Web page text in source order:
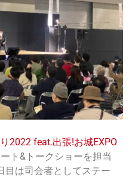
2022 feat.出張!お城EXPO
ト&トークショーを担当
目は司会者としてステー